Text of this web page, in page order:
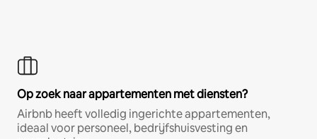
Op zoek naar appartementen met diensten?
Airbnb heeft volledig ingerichte appartementen,
ideaal voor personeel, bedrijfshuisvesting en